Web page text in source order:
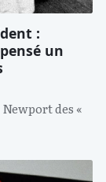
:
un
des «